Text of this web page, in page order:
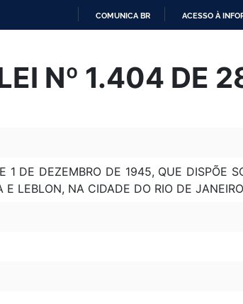
O
CONTEÚDO
COMUNICA BR ACESSO À
Nº 1.404 DE
1 DE DEZEMBRO DE 1945, QUE DISPÕE
LEBLON, NA CIDADE DO RIO DE